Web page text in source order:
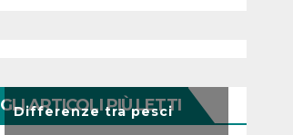
GLI ARTICOLI PIÙ LETTI
Differenze tra pesci